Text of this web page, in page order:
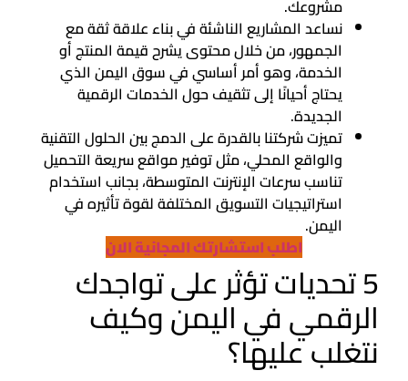
مشروعك.
نساعد المشاريع الناشئة في بناء علاقة ثقة مع
الجمهور، من خلال محتوى يشرح قيمة المنتج أو
الخدمة، وهو أمر أساسي في سوق اليمن الذي
يحتاج أحيانًا إلى تثقيف حول الخدمات الرقمية
الجديدة.
تميزت شركتنا بالقدرة على الدمج بين الحلول التقنية
والواقع المحلي، مثل توفير مواقع سريعة التحميل
تناسب سرعات الإنترنت المتوسطة، بجانب استخدام
استراتيجيات التسويق المختلفة لقوة تأثيره في
اليمن.
اطلب استشارتك المجانية الان
5 تحديات تؤثر على تواجدك
الرقمي في اليمن وكيف
نتغلب عليها؟